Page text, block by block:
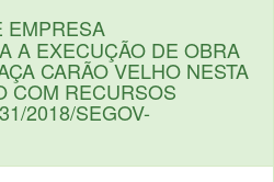
EMPRESA
A EXECUÇÃO DE OBRA
CARÃO VELHO NESTA
COM RECURSOS
2018/SEGOV-